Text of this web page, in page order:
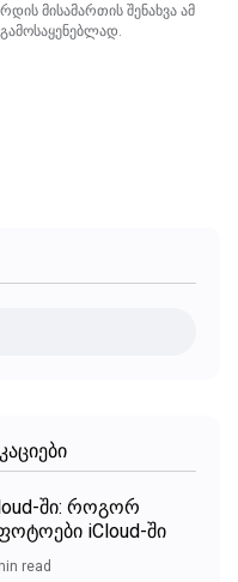
მისამართის შენახვა ამ
ში: როგორ
iCloud-ში
read